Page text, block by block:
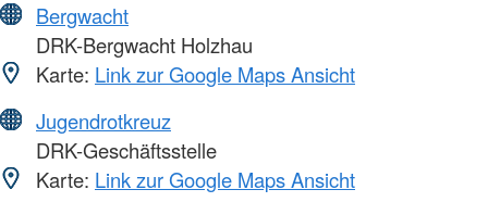
Bergwacht
DRK-Bergwacht Holzhau
Karte: Link zur Google Maps Ansicht
Jugendrotkreuz
DRK-Geschäftsstelle
Karte: Link zur Google Maps Ansicht